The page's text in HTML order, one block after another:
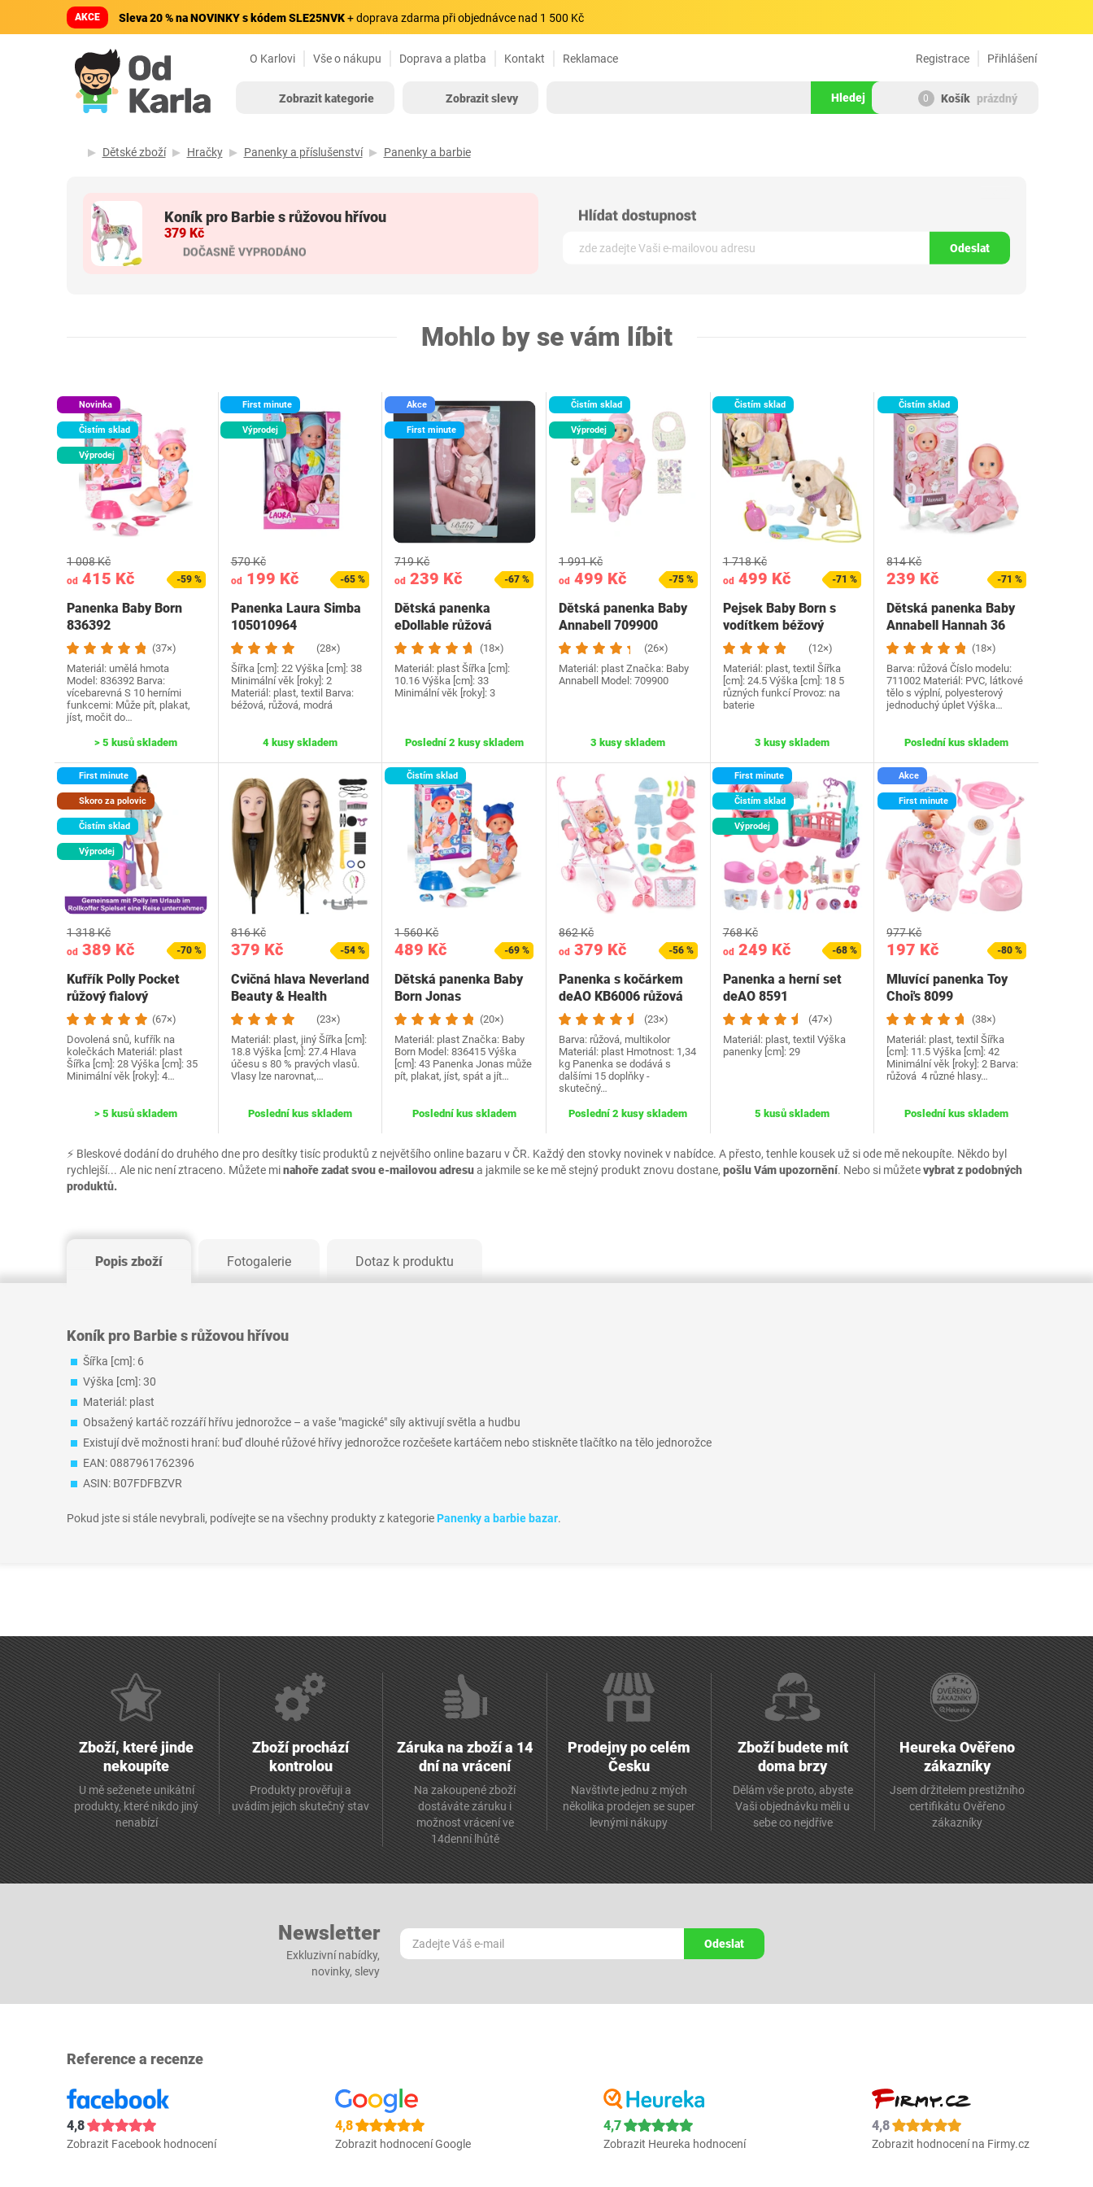
AKCE Sleva 20 % na NOVINKY s kódem SLE25NVK+ doprava zdarma při objednávce nad 1 500 Kč
O Karlovi Vše o nákupu Doprava a platba Kontakt Reklamace Přihlášení
Registrace
Zobrazit kategorie Zobrazit slevy Hledej 0 Košík prázdný
Dětské zboží Hračky Panenky a příslušenství Panenky a barbie
Koník pro Barbie s růžovou hřívou
⚡ Bleskové dodání do druhého dne pro desítky tisíc produktů z největšího online bazaru v ČR. Každý den stovky novinek v nabídce. A přesto, tenhle kousek už si ode mě nekoupíte. Někdo byl
rychlejší... Ale nic není ztraceno. Můžete minahoře zadat svou e-mailovou adresua jakmile se ke mě stejný produkt znovu dostane, pošlu Vám upozornění. Nebo si můžetevybrat z podobných
produktů.
379 Kč
Odeslat
Mohlo by se vám líbit
Novinka
Čistím sklad
Výprodej
od 415 Kč
1 008 Kč
-59 %
Panenka Baby Born
836392
(37×)
Materiál: umělá hmota
Model: ‎836392 Barva:
vícebarevná S 10 herními
funkcemi: Může pít, plakat,
jíst, močit do…
> 5 kusů skladem
First minute
Výprodej
od199 Kč
570 Kč
-65 %
Panenka Laura Simba
105010964
(28×)
Šířka [cm]: 22 Výška [cm]: 38
Minimální věk [roky]: 2
Materiál: plast, textil Barva:
béžová, růžová, modrá
4 kusy skladem
Akce
First minute
od 239 Kč
719 Kč
-67 %
Dětská panenka
eDollable růžová
(18×)
Materiál: plast Šířka [cm]:
10.16 Výška [cm]: 33
Minimální věk [roky]: 3
Poslední 2 kusy skladem
Čistím sklad
Výprodej
od499 Kč
1 991 Kč
-75 %
Dětská panenka Baby
Annabell 709900
(26×)
Materiál: plast Značka: Baby
Annabell Model: 709900
3 kusy skladem
Čistím sklad
od499 Kč
1 718 Kč
-71 %
Pejsek Baby Born s
vodítkem béžový
(12×)
Materiál: plast, textil Šířka
[cm]: 24.5 Výška [cm]: 18 5
různých funkcí Provoz: na
baterie
3 kusy skladem
Čistím sklad
239 Kč
814 Kč
-71 %
Dětská panenka Baby
Annabell Hannah 36
cm
(18×)
Barva: růžová Číslo modelu:
‎711002 Materiál: PVC, látkové
tělo s výplní, polyesterový
jednoduchý úplet Výška…
Poslední kus skladem
First minute
Skoro za polovic
Čistím sklad
Výprodej
od 389 Kč
1 318 Kč
-70 %
Kufřík Polly Pocket
růžový fialový
(67×)
Dovolená snů, kufřík na
kolečkách Materiál: plast
Šířka [cm]: 28 Výška [cm]: 35
Minimální věk [roky]: 4…
> 5 kusů skladem
379 Kč
816 Kč
-54 %
Cvičná hlava Neverland
Beauty & Health
(23×)
Materiál: plast, jiný Šířka [cm]:
18.8 Výška [cm]: 27.4 Hlava
účesu s 80 % pravých vlasů.
Vlasy lze narovnat,…
Poslední kus skladem
Čistím sklad
489 Kč
1 560 Kč
-69 %
Dětská panenka Baby
Born Jonas
(20×)
Materiál: plast Značka: Baby
Born Model: 836415 Výška
[cm]: 43 Panenka Jonas může
pít, plakat, jíst, spát a jít…
Poslední kus skladem
od379 Kč
862 Kč
-56 %
Panenka s kočárkem
deAO KB6006 růžová
(23×)
Barva: růžová, multikolor
Materiál: plast Hmotnost: 1,34
kg Panenka se dodává s
dalšími 15 doplňky -
skutečný…
Poslední 2 kusy skladem
First minute
Čistím sklad
Výprodej
od249 Kč
768 Kč
-68 %
Panenka a herní set
deAO 8591
(47×)
Materiál: plast, textil Výška
panenky [cm]: 29
5 kusů skladem
Akce
First minute
197 Kč
977 Kč
-80 %
Mluvící panenka Toy
Choi's 8099
(38×)
Materiál: plast, textil Šířka
[cm]: 11.5 Výška [cm]: 42
Minimální věk [roky]: 2 Barva:
růžová 4 různé hlasy…
Poslední kus skladem
Popis zboží Fotogalerie Dotaz k produktu
Koník pro Barbie s růžovou hřívou
Šířka [cm]: 6
Výška [cm]: 30
Materiál: plast
Obsažený kartáč rozzáří hřívu jednorožce – a vaše "magické" síly aktivují světla a hudbu
Existují dvě možnosti hraní: buď dlouhé růžové hřívy jednorožce rozčešete kartáčem nebo stiskněte tlačítko na tělo jednorožce
EAN: 0887961762396
ASIN: B07FDFBZVR
Pokud jste si stále nevybrali, podívejte se na všechny produkty z kategoriePanenky a barbie bazar.
Zboží, které jinde
nekoupíte
U mě seženete unikátní
produkty, které nikdo jiný
nenabízí
Zboží prochází
kontrolou
Produkty prověřuji a
uvádím jejich skutečný stav
Záruka na zboží a 14
dní na vrácení
Na zakoupené zboží
dostáváte záruku i
možnost vrácení ve
14denní lhůtě
Prodejny po celém
Česku
Navštivte jednu z mých
několika prodejen se super
levnými nákupy
Zboží budete mít
doma brzy
Dělám vše proto, abyste
Vaši objednávku měli u
sebe co nejdříve
Heureka Ověřeno
zákazníky
Jsem držitelem prestižního
certifikátu Ověřeno
zákazníky
Newsletter
Exkluzivní nabídky,
novinky, slevy
Odeslat
Reference a recenze
4,8
Zobrazit Facebook hodnocení
4,8
Zobrazit hodnocení Google
4,7
Zobrazit Heureka hodnocení
4,8
Zobrazit hodnocení na Firmy.cz